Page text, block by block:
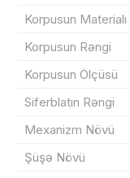
Korpusun Materialı
Korpusun Rəngi
Korpusun Ölçüsü
Siferblatın Rəngi
Mexanizm Növü
Şüşə Növü
Endirim
Çatdırılma
Yekun məbləğ